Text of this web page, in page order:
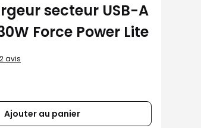
secteur USB-A
Force Power Lite
2 avis
Ajouter au panier